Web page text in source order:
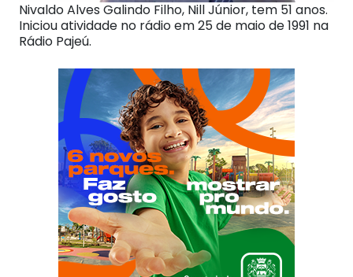
Nivaldo Alves Galindo Filho, Nill Júnior, tem 51 anos.
Iniciou atividade no rádio em 25 de maio de 1991 na
Rádio Pajeú.